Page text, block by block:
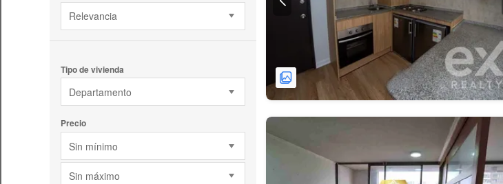
Relevancia
Tipo de vivienda
Departamento
Precio
Sin mínimo
Sin máximo